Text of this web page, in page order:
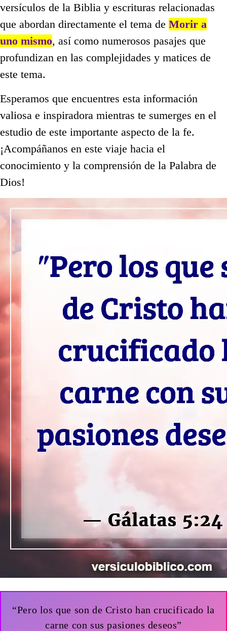
versículos de la Biblia y escrituras relacionadas
que abordan directamente el tema de Morir a
uno mismo, así como numerosos pasajes que
profundizan en las complejidades y matices de
este tema.
Esperamos que encuentres esta información
valiosa e inspiradora mientras te sumerges en el
estudio de este importante aspecto de la fe.
¡Acompáñanos en este viaje hacia el
conocimiento y la comprensión de la Palabra de
Dios!
“Pero los que son de Cristo han crucificado la
carne con sus pasiones deseos”